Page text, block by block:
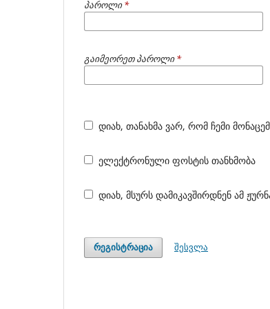
პაროლი*
გაიმეორეთ პაროლი*
დიახ, თანახმა ვარ, რომ ჩემი
ელექტრონული ფოსტის თანხმობა
დიახ, მსურს დამიკავშირდნენ ამ
რეგისტრაცია შესვლა